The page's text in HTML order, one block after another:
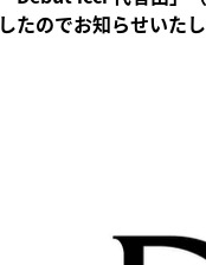
したのでお知らせいた